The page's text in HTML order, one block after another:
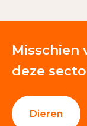
Misschien
deze
Dieren